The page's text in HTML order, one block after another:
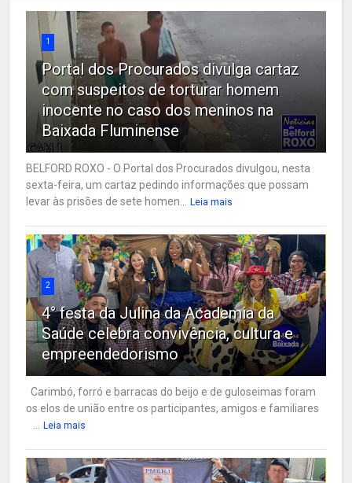
1
Portal dos Procurados divulga cartaz
com suspeitos de torturar homem
inocente no caso dos meninos na
Baixada Fluminense
BELFORD ROXO - O Portal dos Procurados divulgou, nesta
sexta-feira, um cartaz pedindo informações que possam
levar às prisões de sete homen...
Leia mais
2
4° festa da Julina da Academia da
Saúde celebra convivência, cultura e
empreendedorismo
Carimbó, forró e barracas do beijo e de guloseimas foram
os elos de união entre os participantes, amigos e familiares
Leia mais